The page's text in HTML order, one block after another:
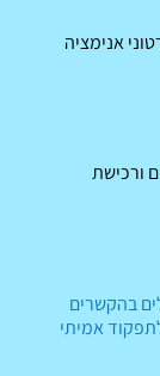
אנימציה
ורכישת
בהקשרים
אמיתי